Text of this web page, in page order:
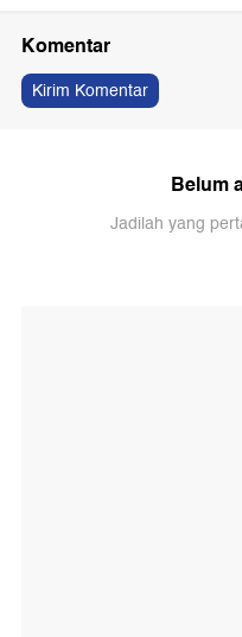
Komentar
Kirim Komentar
Belum
Jadilah yang